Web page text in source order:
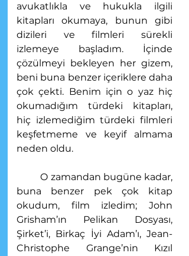
avukatlıkla ve hukukla ilgili
kitapları okumaya, bunun gibi
dizileri ve filmleri sürekli
izlemeye başladım. İçinde
çözülmeyi bekleyen her gizem,
beni buna benzer içeriklere daha
çok çekti. Benim için o yaz hiç
okumadığım türdeki kitapları,
hiç izlemediğim türdeki filmleri
keşfetmeme ve keyif almama
neden oldu.
	O zamandan bugüne kadar,
buna benzer pek çok kitap
okudum, film izledim; John
Grisham’ın Pelikan Dosyası,
Şirket’i, Birkaç İyi Adam’ı, Jean-
Christophe Grange’nin Kızıl